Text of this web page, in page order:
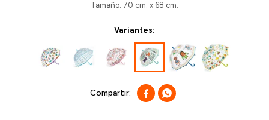
Tamaño: 70 cm. x 68 cm.
Variantes:
 